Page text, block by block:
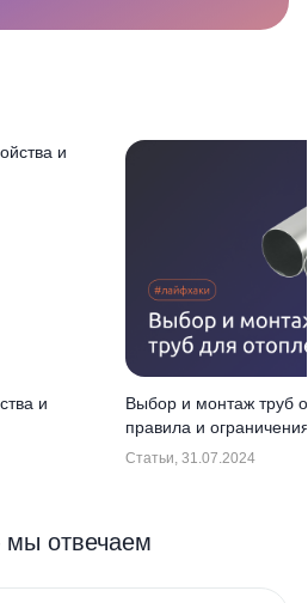
и
Выбор и монтаж труб
правила и
Статьи, 31.07.2024
отвечаем